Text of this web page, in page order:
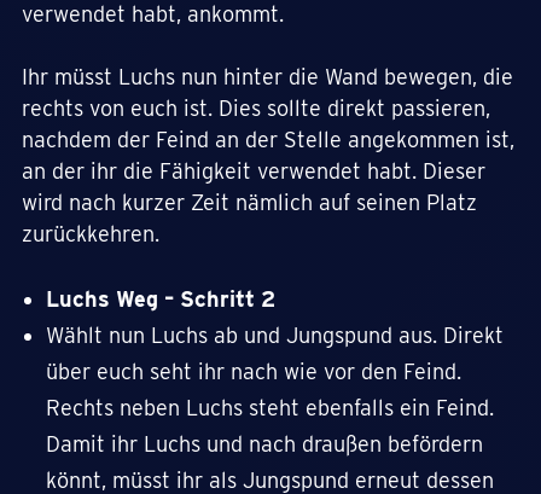
verwendet habt, ankommt.
Ihr müsst Luchs nun hinter die Wand bewegen, die
rechts von euch ist. Dies sollte direkt passieren,
nachdem der Feind an der Stelle angekommen ist,
an der ihr die Fähigkeit verwendet habt. Dieser
wird nach kurzer Zeit nämlich auf seinen Platz
zurückkehren.
Luchs Weg – Schritt 2
Wählt nun Luchs ab und Jungspund aus. Direkt
über euch seht ihr nach wie vor den Feind.
Rechts neben Luchs steht ebenfalls ein Feind.
Damit ihr Luchs und nach draußen befördern
könnt, müsst ihr als Jungspund erneut dessen